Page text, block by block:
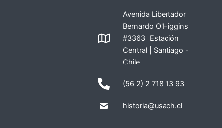
Avenida Libertador
Bernardo O'Higgins
#3363 Estación
Central | Santiago -
Chile
(56 2) 2 718 13 93
historia@usach.cl